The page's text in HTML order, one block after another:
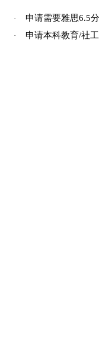
· 申请需要雅思6.5
· 申请本科教育/社